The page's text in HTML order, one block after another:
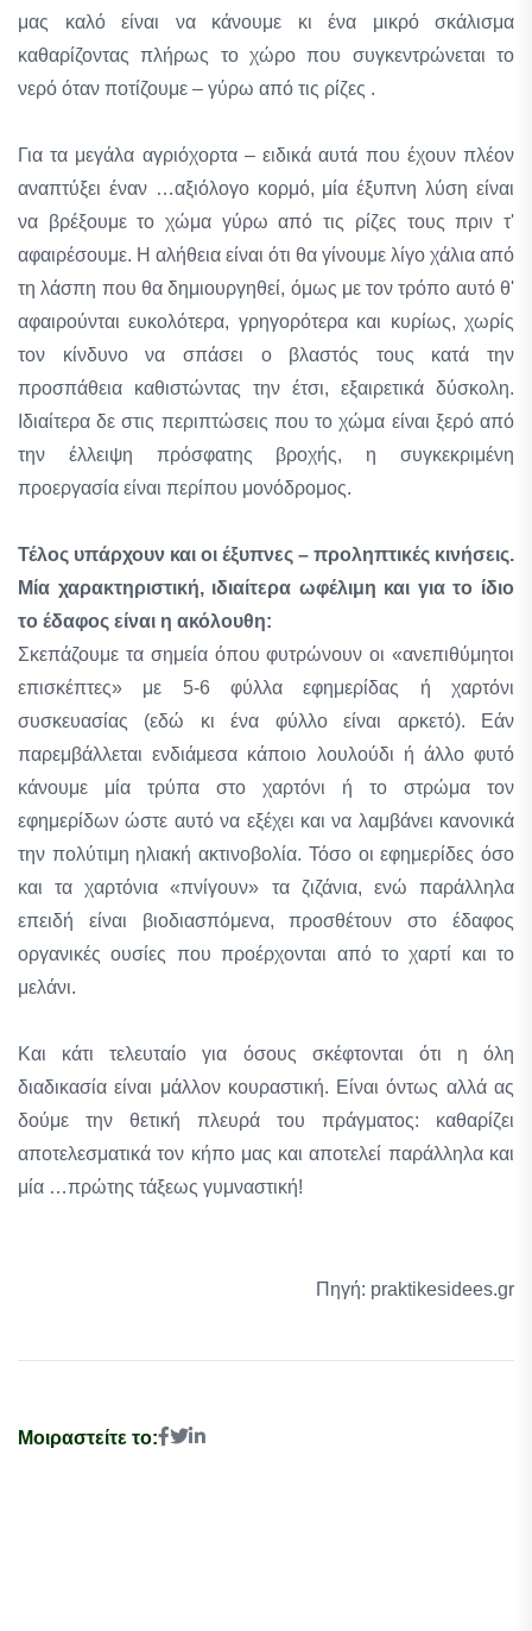
μας καλό είναι να κάνουμε κι ένα μικρό σκάλισμα
καθαρίζοντας πλήρως το χώρο που συγκεντρώνεται το
νερό όταν ποτίζουμε – γύρω από τις ρίζες .
Για τα μεγάλα αγριόχορτα – ειδικά αυτά που έχουν πλέον
αναπτύξει έναν …αξιόλογο κορμό, μία έξυπνη λύση είναι
να βρέξουμε το χώμα γύρω από τις ρίζες τους πριν τ'
αφαιρέσουμε. Η αλήθεια είναι ότι θα γίνουμε λίγο χάλια από
τη λάσπη που θα δημιουργηθεί, όμως με τον τρόπο αυτό θ'
αφαιρούνται ευκολότερα, γρηγορότερα και κυρίως, χωρίς
τον κίνδυνο να σπάσει ο βλαστός τους κατά την
προσπάθεια καθιστώντας την έτσι, εξαιρετικά δύσκολη.
Ιδιαίτερα δε στις περιπτώσεις που το χώμα είναι ξερό από
την έλλειψη πρόσφατης βροχής, η συγκεκριμένη
προεργασία είναι περίπου μονόδρομος.
Τέλος υπάρχουν και οι έξυπνες – προληπτικές κινήσεις.
Μία χαρακτηριστική, ιδιαίτερα ωφέλιμη και για το ίδιο
το έδαφος είναι η ακόλουθη:
Σκεπάζουμε τα σημεία όπου φυτρώνουν οι «ανεπιθύμητοι
επισκέπτες» με 5-6 φύλλα εφημερίδας ή χαρτόνι
συσκευασίας (εδώ κι ένα φύλλο είναι αρκετό). Εάν
παρεμβάλλεται ενδιάμεσα κάποιο λουλούδι ή άλλο φυτό
κάνουμε μία τρύπα στο χαρτόνι ή το στρώμα τον
εφημερίδων ώστε αυτό να εξέχει και να λαμβάνει κανονικά
την πολύτιμη ηλιακή ακτινοβολία. Τόσο οι εφημερίδες όσο
και τα χαρτόνια «πνίγουν» τα ζιζάνια, ενώ παράλληλα
επειδή είναι βιοδιασπόμενα, προσθέτουν στο έδαφος
οργανικές ουσίες που προέρχονται από το χαρτί και το
μελάνι.
Και κάτι τελευταίο για όσους σκέφτονται ότι η όλη
διαδικασία είναι μάλλον κουραστική. Είναι όντως αλλά ας
δούμε την θετική πλευρά του πράγματος: καθαρίζει
αποτελεσματικά τον κήπο μας και αποτελεί παράλληλα και
μία …πρώτης τάξεως γυμναστική!
Πηγή: praktikesidees.gr
Μοιραστείτε το: